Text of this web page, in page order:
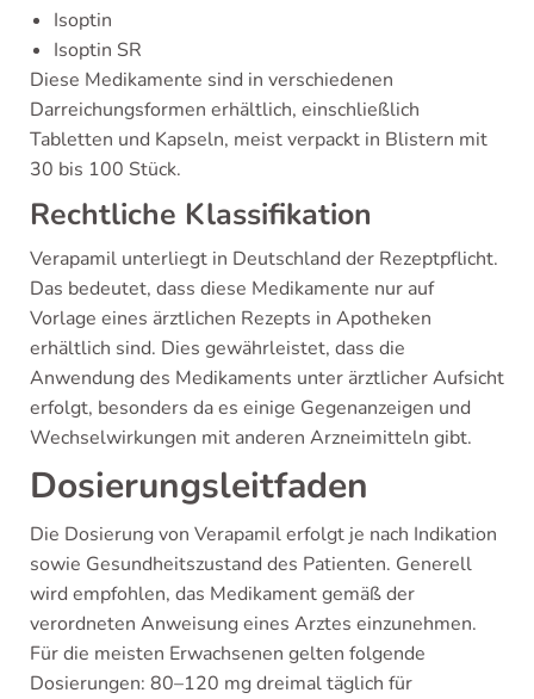
Isoptin
Isoptin SR
Diese Medikamente sind in verschiedenen
Darreichungsformen erhältlich, einschließlich
Tabletten und Kapseln, meist verpackt in Blistern mit
30 bis 100 Stück.
Rechtliche Klassifikation
Verapamil unterliegt in Deutschland der Rezeptpflicht.
Das bedeutet, dass diese Medikamente nur auf
Vorlage eines ärztlichen Rezepts in Apotheken
erhältlich sind. Dies gewährleistet, dass die
Anwendung des Medikaments unter ärztlicher Aufsicht
erfolgt, besonders da es einige Gegenanzeigen und
Wechselwirkungen mit anderen Arzneimitteln gibt.
Dosierungsleitfaden
Die Dosierung von Verapamil erfolgt je nach Indikation
sowie Gesundheitszustand des Patienten. Generell
wird empfohlen, das Medikament gemäß der
verordneten Anweisung eines Arztes einzunehmen.
Für die meisten Erwachsenen gelten folgende
Dosierungen: 80–120 mg dreimal täglich für